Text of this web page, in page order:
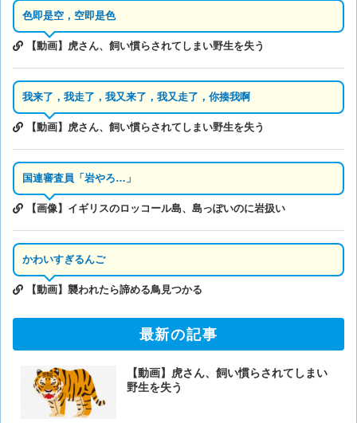
色即是空，空即是色
【動画】虎さん、飼い慣らされてしまい野生を失う
我来了，我走了，我又来了，我又走了，你揍我啊
【動画】虎さん、飼い慣らされてしまい野生を失う
国連審査員「岩やろ…」
【画像】イギリスのロッコール島、島っぽいのに岩扱い
かわいすぎるんご
【動画】襲われたら諦める鳥見つかる
最新の記事
【動画】虎さん、飼い慣らされてしまい
野生を失う